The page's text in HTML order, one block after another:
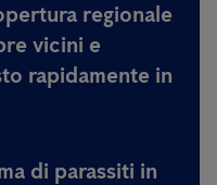
regionale
vicini e
rapidamente in
di parassiti in